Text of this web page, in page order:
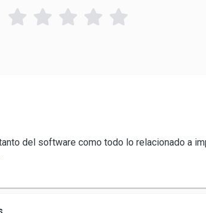

del software como todo lo relacionado a